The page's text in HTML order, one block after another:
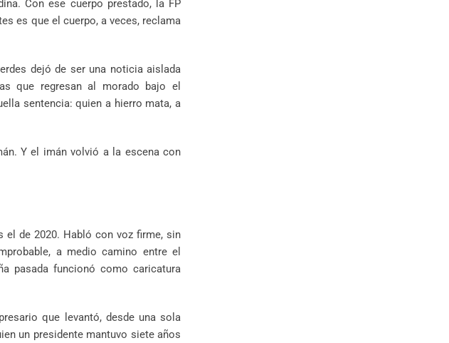
Con ese cuerpo prestado, la FP
es que el cuerpo, a veces, reclama
dejó de ser una noticia aislada
que regresan al morado bajo el
sentencia: quien a hierro mata, a
Y el imán volvió a la escena con
de 2020. Habló con voz firme, sin
a medio camino entre el
pasada funcionó como caricatura
que levantó, desde una sola
un presidente mantuvo siete años